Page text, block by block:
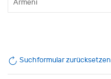
Suchformular zurücksetzen